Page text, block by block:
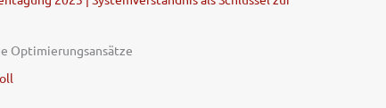
Optimierungsansätze